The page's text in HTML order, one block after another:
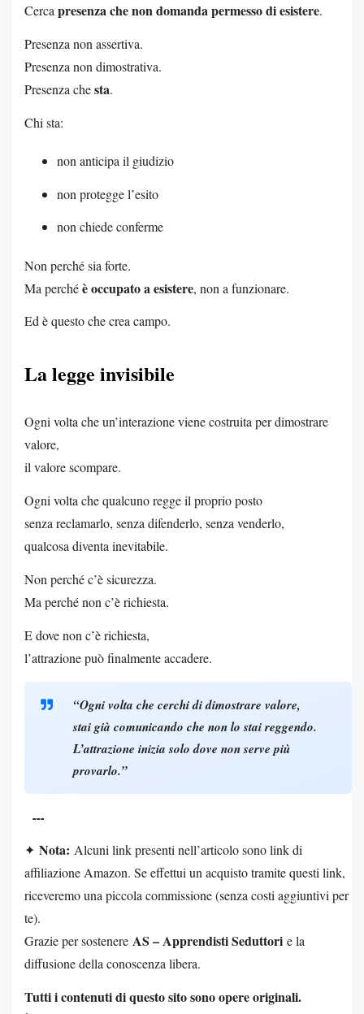
Cerca presenza che non domanda permesso di esistere.
Presenza non assertiva.
Presenza non dimostrativa.
Presenza chesta.
Chi sta:
non anticipa il giudizio
non protegge l’esito
non chiede conferme
Non perché sia forte.
Ma perchéè occupato a esistere, non a funzionare.
Ed è questo che crea campo.
La legge invisibile
Ogni volta che un’interazione viene costruita per dimostrare
valore,
il valore scompare.
Ogni volta che qualcuno regge il proprio posto
senza reclamarlo, senza difenderlo, senza venderlo,
qualcosa diventa inevitabile.
Non perché c’è sicurezza.
Ma perché non c’è richiesta.
E dove non c’è richiesta,
l’attrazione può finalmente accadere.
“Ogni volta che cerchi di dimostrare valore,
stai già comunicando che non lo stai reggendo.
L’attrazione inizia solo dove non serve più
provarlo.”
---
✦ Nota: Alcuni link presenti nell’articolo sono link di
affiliazione Amazon. Se effettui un acquisto tramite questi link,
riceveremo una piccola commissione (senza costi aggiuntivi per
te).
Grazie per sostenere AS – Apprendisti Seduttori e la
diffusione della conoscenza libera.
Tutti i contenuti di questo sito sono opere originali.